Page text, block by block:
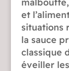
et
situations
la sauce
classique
éveiller